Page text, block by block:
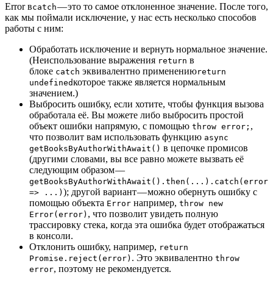
Error вcatch— это то самое отклоненное значение. После того,
как мы поймали исключение, у нас есть несколько способов
работы с ним:
Обработать исключение и вернуть нормальное значение.
(Неиспользование выражения return в
блоке catch эквивалентно применениюreturn
undefinedкоторое также является нормальным
значением.)
Выбросить ошибку, если хотите, чтобы функция вызова
обработала её. Вы можете либо выбросить простой
объект ошибки напрямую, с помощью throw error; ,
что позволит вам использовать функцию async
getBooksByAuthorWithAwait() в цепочке промисов
(другими словами, вы все равно можете вызвать её
следующим образом —
getBooksByAuthorWithAwait().then(...).catch(error
=> ...) ); другой вариант — можно обернуть ошибку с
помощью объекта Error например, throw new
Error(error) , что позволит увидеть полную
трассировку стека, когда эта ошибка будет отображаться
в консоли.
Отклонить ошибку, например, return
Promise.reject(error) . Это эквивалентно throw
error, поэтому не рекомендуется.